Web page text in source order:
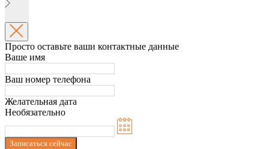
Просто оставьте ваши контактные данные
Ваше имя
Ваш номер телефона
Желательная дата
Необязательно
Записаться сейчас